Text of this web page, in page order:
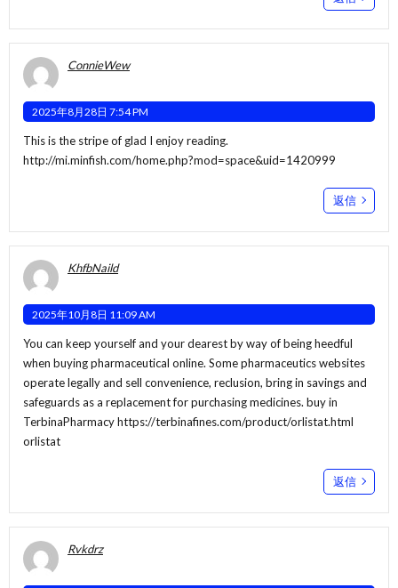
ConnieWew
2025年8月28日 7:54 PM
This is the stripe of glad I enjoy reading.
http://mi.minfish.com/home.php?mod=space&uid=1420999
返信
KhfbNaild
2025年10月8日 11:09 AM
You can keep yourself and your dearest by way of being heedful
when buying pharmaceutical online. Some pharmaceutics websites
operate legally and sell convenience, reclusion, bring in savings and
safeguards as a replacement for purchasing medicines. buy in
TerbinaPharmacyhttps://terbinafines.com/product/orlistat.html
orlistat
返信
Rvkdrz